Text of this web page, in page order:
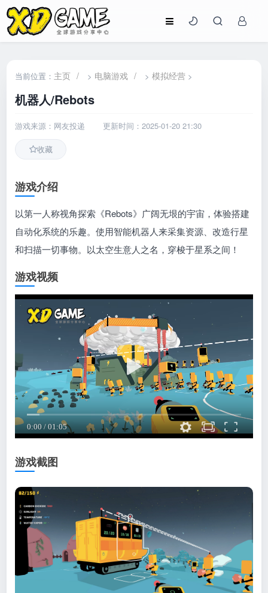
当前位置： 主页 / > 电脑游戏 / >模拟经营 >
机器人/Rebots
游戏来源：网友投递 更新时间：2025-01-20 21:30
收藏
游戏介绍
以第一人称视角探索《Rebots》广阔无垠的宇宙，体验搭建
自动化系统的乐趣。使用智能机器人来采集资源、改造行星
和扫描一切事物。以太空生意人之名，穿梭于星系之间！
游戏视频
游戏截图